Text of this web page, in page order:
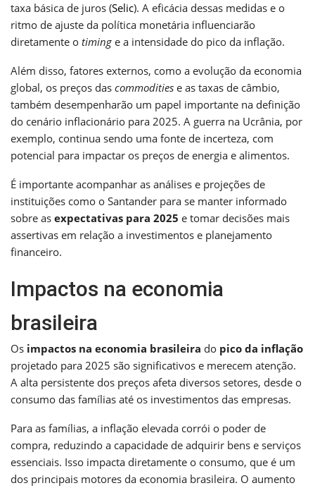
taxa básica de juros (Selic). A eficácia dessas medidas e o
ritmo de ajuste da política monetária influenciarão
diretamente o timing e a intensidade do pico da inflação.
Além disso, fatores externos, como a evolução da economia
global, os preços das commodities e as taxas de câmbio,
também desempenharão um papel importante na definição
do cenário inflacionário para 2025. A guerra na Ucrânia, por
exemplo, continua sendo uma fonte de incerteza, com
potencial para impactar os preços de energia e alimentos.
É importante acompanhar as análises e projeções de
instituições como o Santander para se manter informado
sobre as expectativas para 2025 e tomar decisões mais
assertivas em relação a investimentos e planejamento
financeiro.
Impactos na economia
brasileira
Os impactos na economia brasileira do pico da inflação
projetado para 2025 são significativos e merecem atenção.
A alta persistente dos preços afeta diversos setores, desde o
consumo das famílias até os investimentos das empresas.
Para as famílias, a inflação elevada corrói o poder de
compra, reduzindo a capacidade de adquirir bens e serviços
essenciais. Isso impacta diretamente o consumo, que é um
dos principais motores da economia brasileira. O aumento